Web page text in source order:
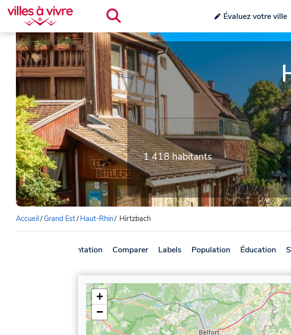
Évaluez votre ville
1 418 habitants
Accueil/Grand Est/ Haut-Rhin/ Hirtzbach
Présentation Comparer Labels Population Éducation
+
−